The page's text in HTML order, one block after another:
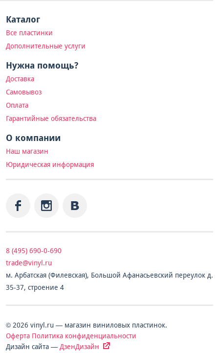
Каталог
Все пластинки
Дополнительные услуги
Нужна помощь?
Доставка
Самовывоз
Оплата
Гарантийные обязательства
О компании
Наш магазин
Юридическая информация
8 (495) 690-0-690
trade@vinyl.ru
м. Арбатская (Филевская), Большой Афанасьевский переулок д.
35-37, строение 4
© 2026 vinyl.ru — магазин виниловых пластинок.
Оферта Политика конфиденциальности
Дизайн сайта — ДзенДизайн